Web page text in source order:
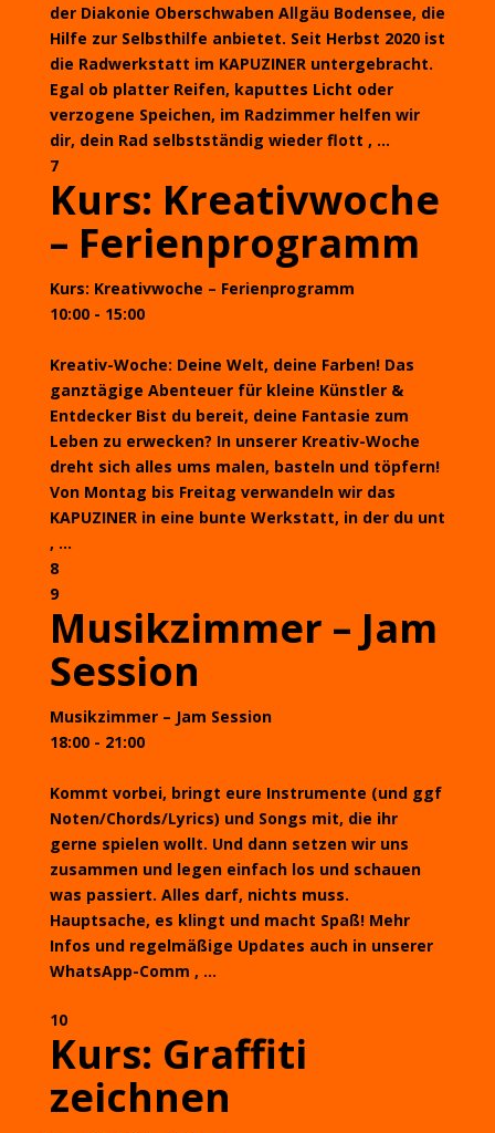
der Diakonie Oberschwaben Allgäu Bodensee, die
Hilfe zur Selbsthilfe anbietet. Seit Herbst 2020 ist
die Radwerkstatt im KAPUZINER untergebracht.
Egal ob platter Reifen, kaputtes Licht oder
verzogene Speichen, im Radzimmer helfen wir
dir, dein Rad selbstständig wieder flott , ...
7
Kurs: Kreativwoche
– Ferienprogramm
Kurs: Kreativwoche – Ferienprogramm
10:00 - 15:00
Kreativ-Woche: Deine Welt, deine Farben! Das
ganztägige Abenteuer für kleine Künstler &
Entdecker Bist du bereit, deine Fantasie zum
Leben zu erwecken? In unserer Kreativ-Woche
dreht sich alles ums malen, basteln und töpfern!
Von Montag bis Freitag verwandeln wir das
KAPUZINER in eine bunte Werkstatt, in der du unt
, ...
8
9
Musikzimmer – Jam
Session
Musikzimmer – Jam Session
18:00 - 21:00
Kommt vorbei, bringt eure Instrumente (und ggf
Noten/Chords/Lyrics) und Songs mit, die ihr
gerne spielen wollt. Und dann setzen wir uns
zusammen und legen einfach los und schauen
was passiert. Alles darf, nichts muss.
Hauptsache, es klingt und macht Spaß! Mehr
Infos und regelmäßige Updates auch in unserer
WhatsApp-Comm , ...
10
Kurs: Graffiti
zeichnen